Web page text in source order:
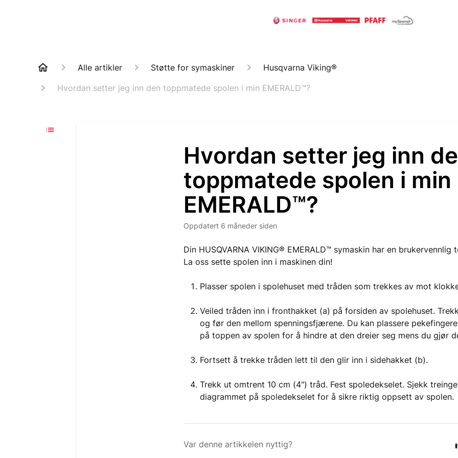
Alle artikler Støtte for symaskiner
Husqvarna Viking®
Hvordan setter jeg inn den toppmatede spolen i min EMERALD™?
Hvordan setter jeg inn
toppmatede spolen i min
EMERALD™?
Oppdatert 6 måneder siden
Din HUSQVARNA VIKING® EMERALD™ symaskin har en
La oss sette spolen inn i maskinen din!
Plasser spolen i spolehuset med tråden som trekkes av mot
Veiled tråden inn i fronthakket (a) på forsiden av spolehuset.
og før den mellom spenningsfjærene. Du kan plassere
på toppen av spolen for å hindre at den dreier seg mens du gjør
Fortsett å trekke tråden lett til den glir inn i sidehakket (b).
Trekk ut omtrent 10 cm (4") tråd. Fest spoledekselet. Sjekk
diagrammet på spoledekselet for å sikre riktig oppsett av spolen.
Var denne artikkelen nyttig?